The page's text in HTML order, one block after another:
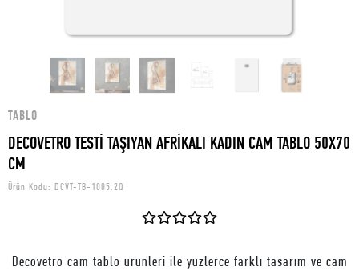
TABLO
DECOVETRO TESTİ TAŞIYAN AFRİKALI KADIN CAM TABLO 50X70
CM
Ürün Kodu: DCVT-TB-1005.2Q
Decovetro cam tablo ürünleri ile yüzlerce farklı tasarım ve cam